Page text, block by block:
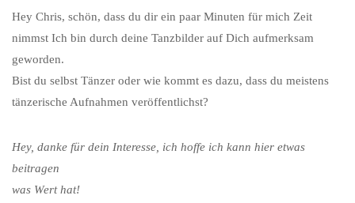
Hey Chris, schön, dass du dir ein paar Minuten für mich Zeit
nimmst Ich bin durch deine Tanzbilder auf Dich aufmerksam
geworden.
Bist du selbst Tänzer oder wie kommt es dazu, dass du meistens
tänzerische Aufnahmen veröffentlichst?
Hey, danke für dein Interesse, ich hoffe ich kann hier etwas
beitragen
was Wert hat!